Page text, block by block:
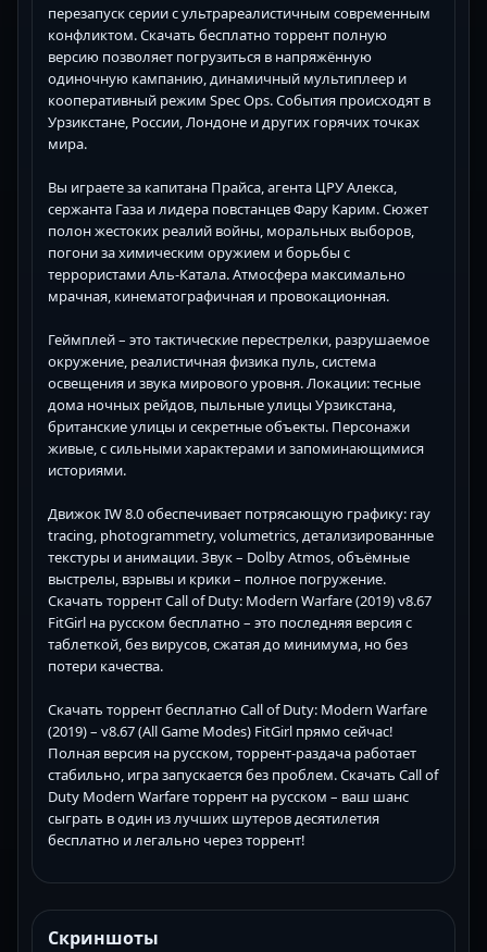
перезапуск серии с ультрареалистичным современным
конфликтом. Скачать бесплатно торрент полную
версию позволяет погрузиться в напряжённую
одиночную кампанию, динамичный мультиплеер и
кооперативный режим Spec Ops. События происходят в
Урзикстане, России, Лондоне и других горячих точках
мира.
Вы играете за капитана Прайса, агента ЦРУ Алекса,
сержанта Газа и лидера повстанцев Фару Карим. Сюжет
полон жестоких реалий войны, моральных выборов,
погони за химическим оружием и борьбы с
террористами Аль-Катала. Атмосфера максимально
мрачная, кинематографичная и провокационная.
Геймплей – это тактические перестрелки, разрушаемое
окружение, реалистичная физика пуль, система
освещения и звука мирового уровня. Локации: тесные
дома ночных рейдов, пыльные улицы Урзикстана,
британские улицы и секретные объекты. Персонажи
живые, с сильными характерами и запоминающимися
историями.
Движок IW 8.0 обеспечивает потрясающую графику: ray
tracing, photogrammetry, volumetrics, детализированные
текстуры и анимации. Звук – Dolby Atmos, объёмные
выстрелы, взрывы и крики – полное погружение.
Скачать торрент Call of Duty: Modern Warfare (2019) v8.67
FitGirl на русском бесплатно – это последняя версия с
таблеткой, без вирусов, сжатая до минимума, но без
потери качества.
Скачать торрент бесплатно Call of Duty: Modern Warfare
(2019) – v8.67 (All Game Modes) FitGirl прямо сейчас!
Полная версия на русском, торрент-раздача работает
стабильно, игра запускается без проблем. Скачать Call of
Duty Modern Warfare торрент на русском – ваш шанс
сыграть в один из лучших шутеров десятилетия
бесплатно и легально через торрент!
Скриншоты